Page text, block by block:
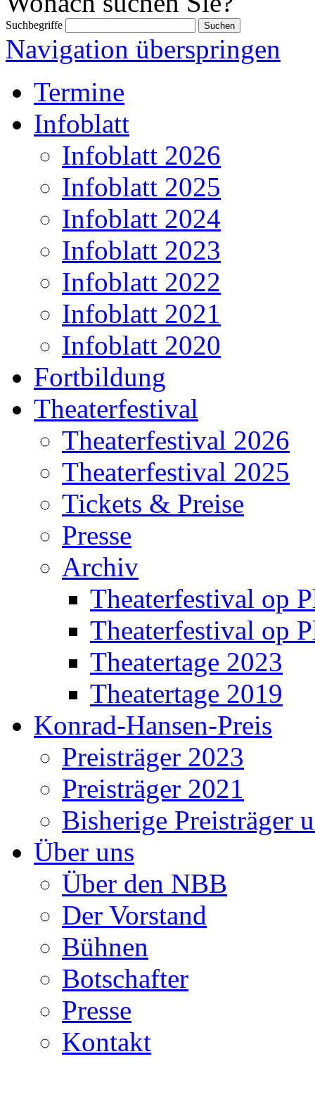
Suchbegriffe
Navigation überspringen
Termine
Infoblatt
Infoblatt 2026
Infoblatt 2025
Infoblatt 2024
Infoblatt 2023
Infoblatt 2022
Infoblatt 2021
Infoblatt 2020
Fortbildung
Theaterfestival
Theaterfestival 2026
Theaterfestival 2025
Tickets & Preise
Presse
Archiv
Theaterfestival op
Theaterfestival op
Theatertage 2023
Theatertage 2019
Konrad-Hansen-Preis
Preisträger 2023
Preisträger 2021
Bisherige Preisträger
Über uns
Über den NBB
Der Vorstand
Bühnen
Botschafter
Presse
Kontakt